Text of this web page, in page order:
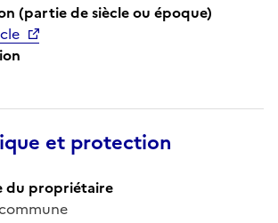
(partie de siècle ou époque)
et protection
du propriétaire